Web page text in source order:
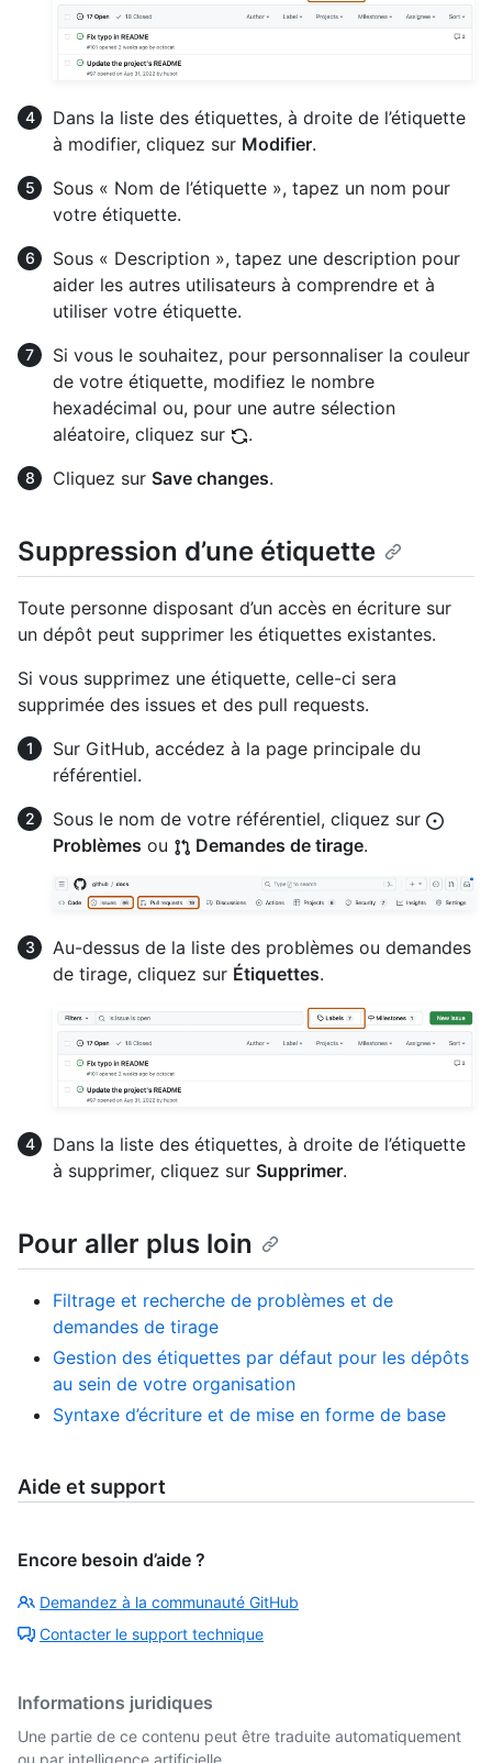
Dans la liste des étiquettes, à droite de l’étiquette
à modifier, cliquez sur Modifier.
Sous « Nom de l’étiquette », tapez un nom pour
votre étiquette.
Sous « Description », tapez une description pour
aider les autres utilisateurs à comprendre et à
utiliser votre étiquette.
Si vous le souhaitez, pour personnaliser la couleur
de votre étiquette, modifiez le nombre
hexadécimal ou, pour une autre sélection
aléatoire, cliquez sur
.
Cliquez sur Save changes.
Suppression d’une étiquette
Toute personne disposant d’un accès en écriture sur
un dépôt peut supprimer les étiquettes existantes.
Si vous supprimez une étiquette, celle-ci sera
supprimée des issues et des pull requests.
Sur GitHub, accédez à la page principale du
référentiel.
Sous le nom de votre référentiel, cliquez sur
Problèmes ou Demandes de tirage.
Au-dessus de la liste des problèmes ou demandes
de tirage, cliquez sur Étiquettes.
Dans la liste des étiquettes, à droite de l’étiquette
à supprimer, cliquez sur Supprimer.
Pour aller plus loin
Filtrage et recherche de problèmes et de
demandes de tirage
Gestion des étiquettes par défaut pour les dépôts
au sein de votre organisation
Syntaxe d’écriture et de mise en forme de base
Aide et support
Encore besoin d’aide ?
Demandez à la communauté GitHub
Contacter le support technique
Informations juridiques
Une partie de ce contenu peut être traduite automatiquement